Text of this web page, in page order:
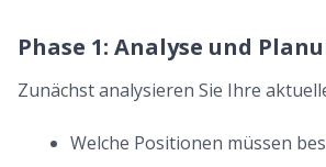
Phase 1: Analyse und
Zunächst analysieren Sie Ihre
Welche Positionen müssen